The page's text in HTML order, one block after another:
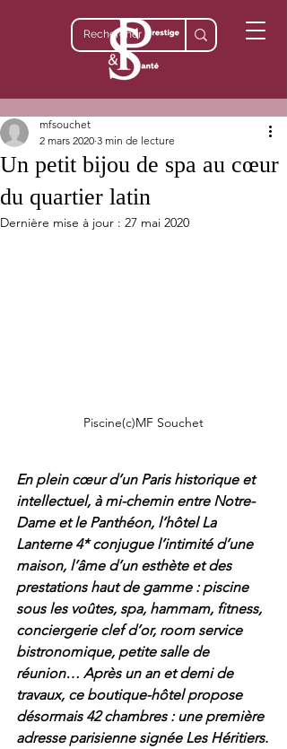
Un petit bijou de spa au cœur
du quartier latin
mfsouchet
2 mars 2020 3 min de lecture
Dernière mise à jour : 27 mai 2020
Piscine(c)MF Souchet
En plein cœur d’un Paris historique et
intellectuel, à mi-chemin entre Notre-
Dame et le Panthéon, l’hôtel La
Lanterne 4* conjugue l’intimité d’une
maison, l’âme d’un esthète et des
prestations haut de gamme : piscine
sous les voûtes, spa, hammam, fitness,
conciergerie clef d’or, room service
bistronomique, petite salle de
réunion… Après un an et demi de
travaux, ce boutique-hôtel propose
désormais 42 chambres : une première
adresse parisienne signée Les Héritiers.